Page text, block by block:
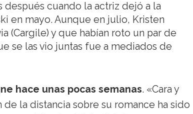
después cuando la actriz dejó a la
en mayo. Aunque en julio, Kristen
(Cargile) y que habían roto un par de
se las vio juntas fue a mediados de
hace unas pocas semanas. «Cara y
la distancia sobre su romance ha sido